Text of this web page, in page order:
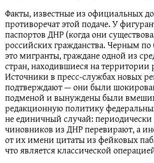
Факты, известные из официальных
противоречат этой подаче. У
паспортов ДНР (когда они
российских гражданства. Черным по
это мигранты, граждане одной из
стран, находившиеся на территории
Источники в пресс-службах новых
подтверждают — они были
подменой и вынуждены были
редакционную политику
не единичный случай: периодически
чиновников из ДНР перевирают, а
от их имени цитаты из фейковых
что является классической